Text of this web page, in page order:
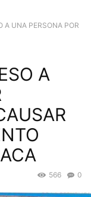
A UNA PERSONA POR
A
0
566